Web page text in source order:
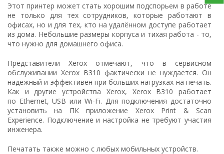
Этот принтер может стать хорошим подспорьем в работе
не только для тех сотрудников, которые работают в
офисах, но и для тех, кто на удалённом доступе работает
из дома. Небольшие размеры корпуса и тихая работа - то,
что нужно для домашнего офиса.
Представители Xerox отмечают, что в сервисном
обслуживании Xerox B310 фактически не нуждается. Он
надёжный и эффективен при больших нагрузках на печать.
Как и другие устройства Xerox, Xerox B310 работает
по Ethernet, USB или Wi-Fi. Для подключения достаточно
установить на ПК приложение Xerox Print & Scan
Experience. Подключение и настройка не требуют участия
инженера.
Печатать также можно с любых мобильных устройств.